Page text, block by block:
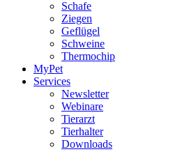
Schafe
Ziegen
Geflügel
Schweine
Thermochip
MyPet
Services
Newsletter
Webinare
Tierarzt
Tierhalter
Downloads